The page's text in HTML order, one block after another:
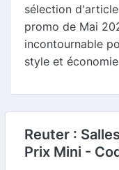
sélection
promo de Mai
incontournable
style et
Reuter :
Prix Mini -